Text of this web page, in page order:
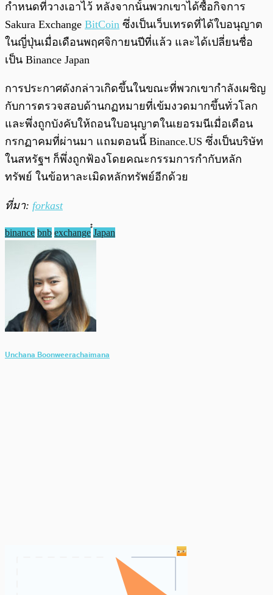
กำหนดที่วางเอาไว้ หลังจากนั้นพวกเขาได้ซื้อกิจการ
Sakura Exchange BitCoin ซึ่งเป็นเว็บเทรดที่ได้ใบอนุญาต
ในญี่ปุ่นเมื่อเดือนพฤศจิกายนปีที่แล้ว และได้เปลี่ยนชื่อ
เป็น Binance Japan
การประกาศดังกล่าวเกิดขึ้นในขณะที่พวกเขากำลังเผชิญ
กับการตรวจสอบด้านกฏหมายที่เข้มงวดมากขึ้นทั่วโลก
และพึ่งถูกบังคับให้ถอนใบอนุญาตในเยอรมนีเมื่อเดือน
กรกฏาคมที่ผ่านมา แถมตอนนี้ Binance.US ซึ่งเป็นบริษัท
ในสหรัฐฯ ก็พึ่งถูกฟ้องโดยคณะกรรมการกำกับหลัก
ทรัพย์ ในข้อหาละเมิดหลักทรัพย์อีกด้วย
ที่มา: forkast
binance bnb exchange ๋๋Japan
Unchana Boonweerachaimana